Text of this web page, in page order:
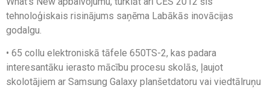
tehnoloģiskais risinājums saņēma Labākās inovācijas
godalgu.
• 65 collu elektroniskā tāfele 650TS-2, kas padara
interesantāku ierasto mācību procesu skolās, ļaujot
skolotājiem ar Samsung Galaxy planšetdatoru vai viedtālruņu